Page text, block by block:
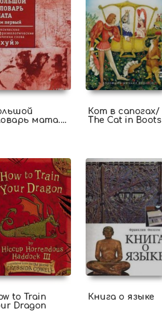
мата.
Кот в сапогах/
The Cat in Boots
to Train
Dragon
Книга о языке